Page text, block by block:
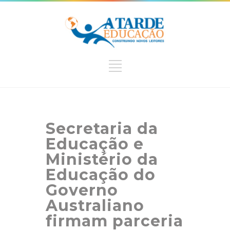
Secretaria da
Educação e
Ministério da
Educação do
Governo
Australiano
firmam parceria